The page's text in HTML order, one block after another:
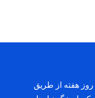
هر روز هفته از طریق